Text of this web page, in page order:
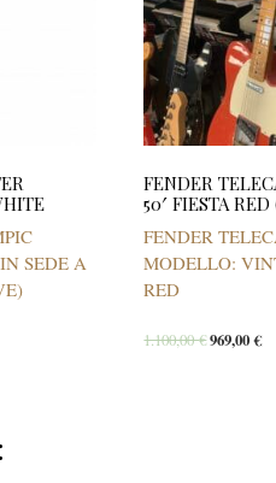
SEDE A
FENDER
50′ FIESTA
FENDER
MODELLO:
RED
1.100,00€969,00€